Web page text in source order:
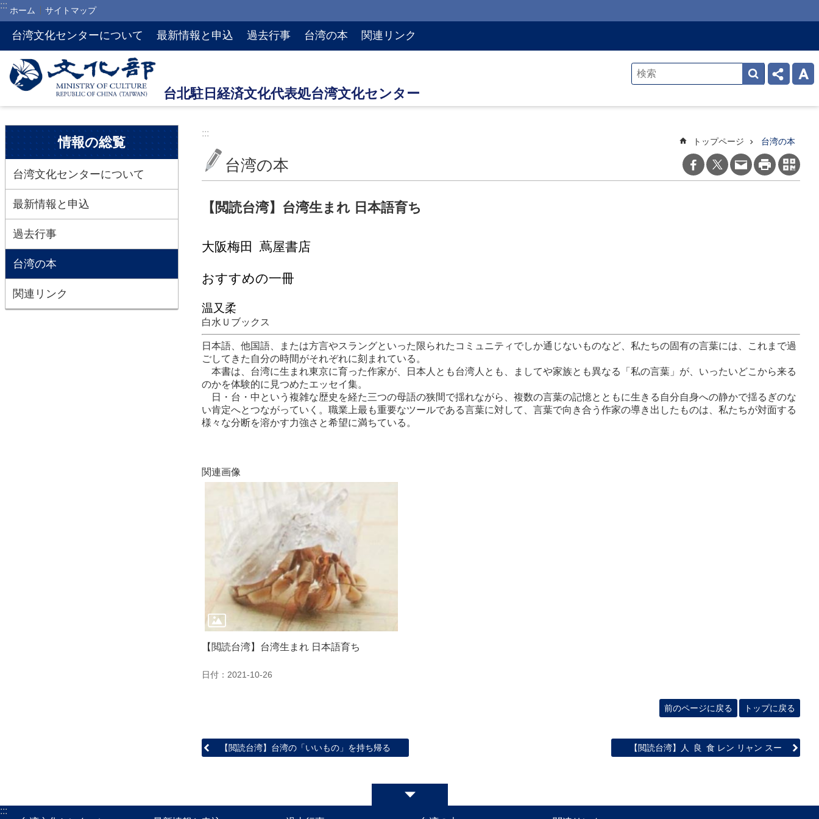
メインのコンテンツブロックにジャンプします
::: ホーム サイトマップ
台湾文化センターについて 最新情報と申込 過去行事 台湾の本 関連リンク
:::
情報の総覧
台湾文化センターについて
最新情報と申込
過去行事
台湾の本
関連リンク
:::
トップページ 台湾の本
台湾の本
【閲読台湾】台湾生まれ 日本語育ち
大阪梅田 蔦屋書店
おすすめの一冊
温又柔
白水Ｕブックス
日本語、他国語、または方言やスラングといった限られたコミュニティでしか通じないものなど、私たちの固有の言葉には、これまで過
ごしてきた自分の時間がそれぞれに刻まれている。
本書は、台湾に生まれ東京に育った作家が、日本人とも台湾人とも、ましてや家族とも異なる「私の言葉」が、いったいどこから来る
のかを体験的に見つめたエッセイ集。
日・台・中という複雑な歴史を経た三つの母語の狭間で揺れながら、複数の言葉の記憶とともに生きる自分自身への静かで揺るぎのな
い肯定へとつながっていく。職業上最も重要なツールである言葉に対して、言葉で向き合う作家の導き出したものは、私たちが対面する
様々な分断を溶かす力強さと希望に満ちている。
関連画像
【閲読台湾】台湾生まれ 日本語育ち
日付：2021-10-26
前のページに戻る トップに戻る
【閲読台湾】台湾の「いいもの」を持ち帰る 【閲読台湾】人 良 食 レン リャン スー
:::